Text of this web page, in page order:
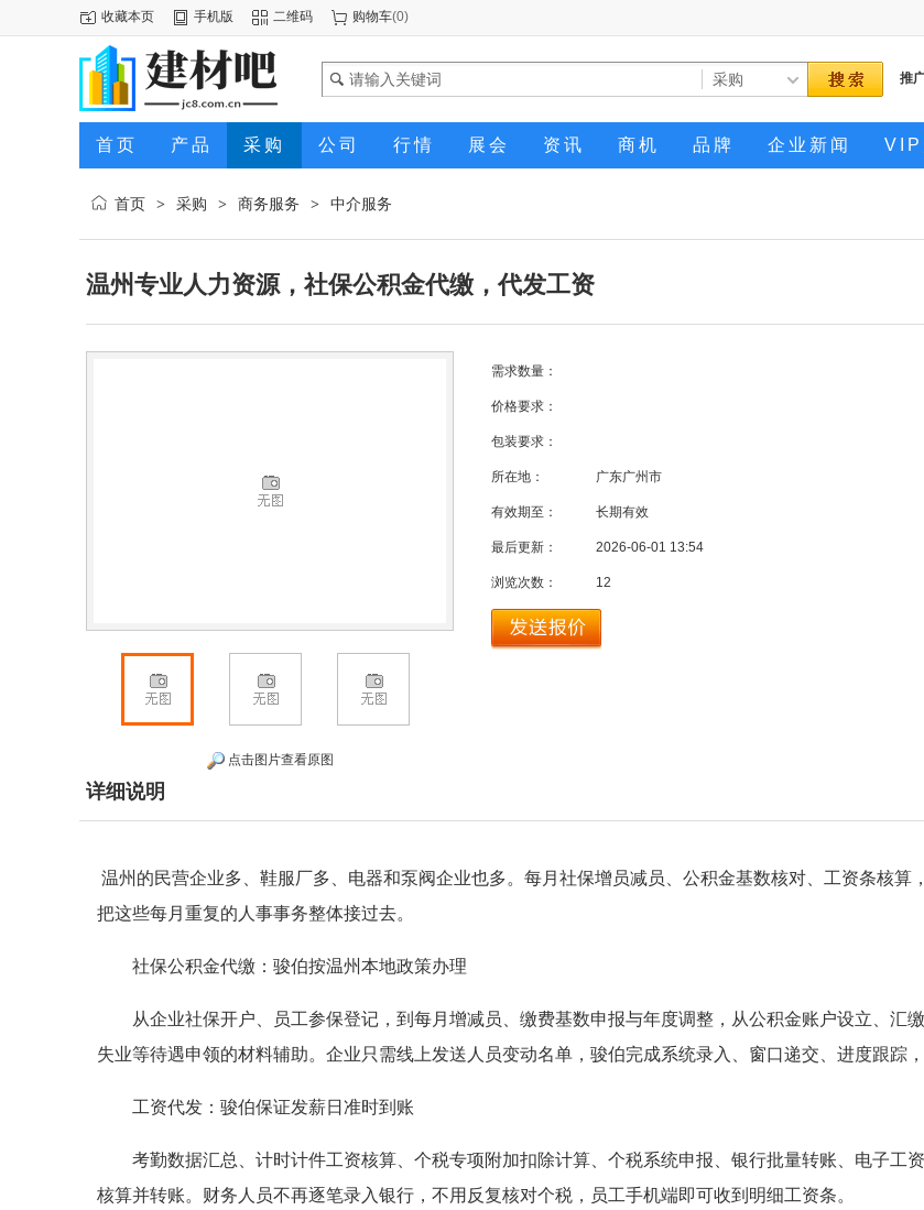
收藏本页 手机版 二维码 购物车(0)
推
首页 产品 采购 公司 行情 展会 资讯 商机 品牌 企业新闻 VIP
首页 > 采购 > 商务服务 > 中介服务
温州专业人力资源，社保公积金代缴，代发工资
点击图片查看原图
需求数量：
价格要求：
包装要求：
所在地： 广东广州市
有效期至： 长期有效
最后更新： 2026-06-01 13:54
浏览次数： 12
详细说明
温州的民营企业多、鞋服厂多、电器和泵阀企业也多。每月社保增员减员、公积金基数核对、工资条核算
把这些每月重复的人事事务整体接过去。
社保公积金代缴：骏伯按温州本地政策办理
从企业社保开户、员工参保登记，到每月增减员、缴费基数申报与年度调整，从公积金账户设立、汇
失业等待遇申领的材料辅助。企业只需线上发送人员变动名单，骏伯完成系统录入、窗口递交、进度跟踪
工资代发：骏伯保证发薪日准时到账
考勤数据汇总、计时计件工资核算、个税专项附加扣除计算、个税系统申报、银行批量转账、电子工
核算并转账。财务人员不再逐笔录入银行，不用反复核对个税，员工手机端即可收到明细工资条。